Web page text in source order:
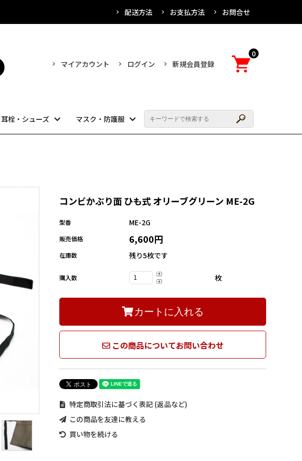
配送方法 お支払方法 お問合せ
マイアカウント ログイン 新規会員登録
0
栓・シューズ マスク・防護服
コンビかぶり面 ひも式 オリーブグリーン ME-2G
型番 ME-2G
販売価格 6,600円
在庫数 残り5枚です
購入数 枚
カートに入れる
この商品についてお問い合わせ
特定商取引法に基づく表記 (返品など)
この商品を友達に教える
買い物を続ける